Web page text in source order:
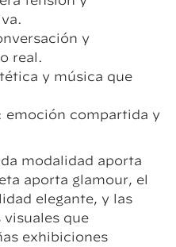
y
real.
y música que
emoción compartida y
modalidad aporta
aporta glamour, el
elegante, y las
que
exhibiciones